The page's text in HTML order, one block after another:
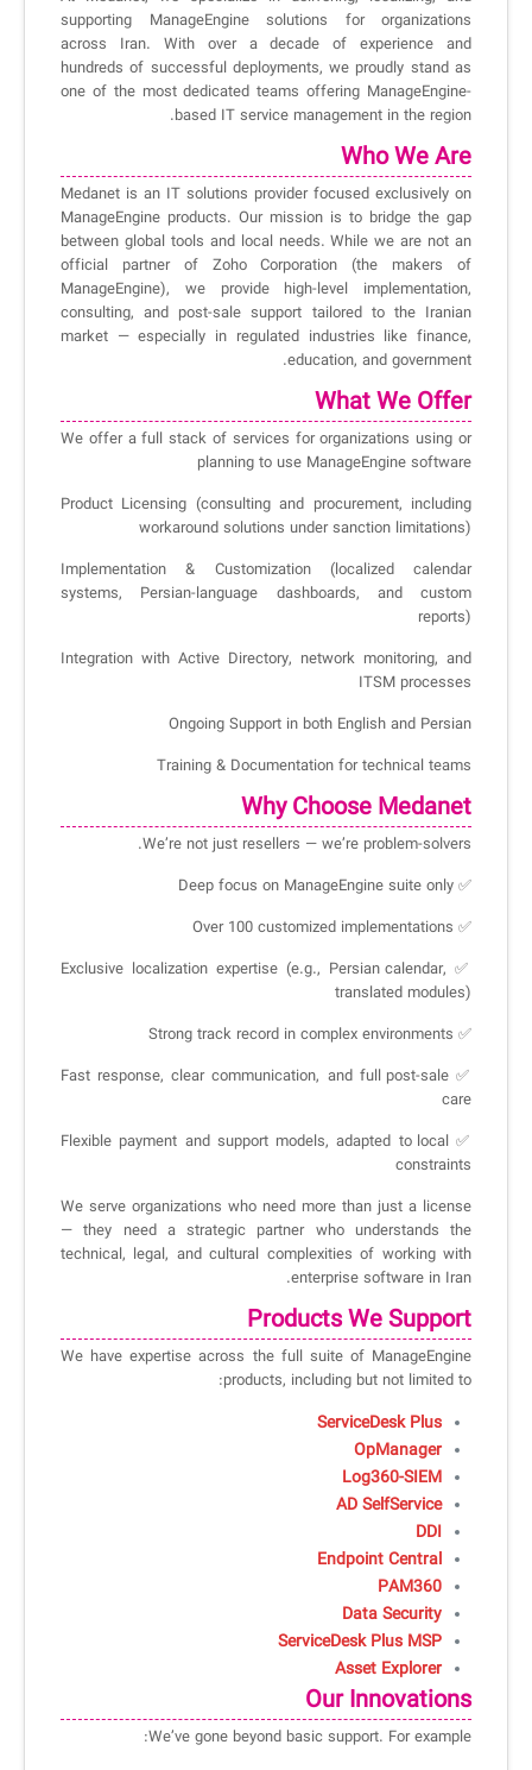
supporting ManageEngine solutions for organizations
across Iran. With over a decade of experience and
hundreds of successful deployments, we proudly stand as
one of the most dedicated teams offering ManageEngine-
based IT service management in the region.
Who We Are
Medanet is an IT solutions provider focused exclusively on
ManageEngine products. Our mission is to bridge the gap
between global tools and local needs. While we are not an
official partner of Zoho Corporation (the makers of
ManageEngine), we provide high-level implementation,
consulting, and post-sale support tailored to the Iranian
market — especially in regulated industries like finance,
education, and government.
What We Offer
We offer a full stack of services for organizations using or
planning to use ManageEngine software
Product Licensing (consulting and procurement, including
workaround solutions under sanction limitations)
Implementation & Customization (localized calendar
systems, Persian-language dashboards, and custom
reports)
Integration with Active Directory, network monitoring, and
ITSM processes
Ongoing Support in both English and Persian
Training & Documentation for technical teams
Why Choose Medanet
We’re not just resellers — we’re problem-solvers.
✅ Deep focus on ManageEngine suite only
✅ Over 100 customized implementations
✅ Exclusive localization expertise (e.g., Persian calendar,
translated modules)
✅ Strong track record in complex environments
✅ Fast response, clear communication, and full post-sale
care
✅ Flexible payment and support models, adapted to local
constraints
We serve organizations who need more than just a license
— they need a strategic partner who understands the
technical, legal, and cultural complexities of working with
enterprise software in Iran.
Products We Support
We have expertise across the full suite of ManageEngine
products, including but not limited to:
ServiceDesk Plus
OpManager
Log360-SIEM
AD SelfService
DDI
Endpoint Central
PAM360
Data Security
ServiceDesk Plus MSP
Asset Explorer
Our Innovations
We’ve gone beyond basic support. For example:
کازیو
✦
سرویس دسک پلاس MSP
اندپوینت سنترال [سامانه مدیریت نقاط پایانی]
AD360
◆
Log360 ابزار SIEM
برنامه‌ساز هوشمند App Creator
سامانه مدیریت امنیت اطلاعات
✧
سلف سرویس کاربران
DDI
ManageEngine Malware Protection Plus
سامانه مدیریت دسترسی ممتاز
راهکارهای مدیریتی فناوری اطلاعات برای مراکز آموزشی و دانشگاه‌ها
✦
CIs Control
مجموعه راهکارهای آیناک
لیست کامل 34 تمرین ITIL4
✦
نکته‌های کلیدی برای مدیر انفورماتیک
آموزش‌ ویدیویی مفاهیم سرویس دسک
ITIL & SDP
◆
آموزش فارسی ITIL4
چارچوب ITIL برای همه
آرشیو دانلودهای مدانت
لیست دوره‌ها
مقالات آموزشی